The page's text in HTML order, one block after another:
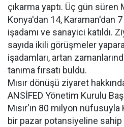
çıkarma yaptı. Üç gün süren
Konya'dan 14, Karaman'dan
işadamı ve sanayici katıldı.
sayıda ikili görüşmeler
işadamları, artan
tanıma fırsatı buldu.
Mısır dönüşü ziyaret
ANSİFED Yönetim Kurulu
Mısır'ın 80 milyon
bir pazar potansiyeline